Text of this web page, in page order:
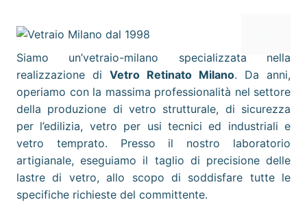
contenuto
Siamo un’vetraio-milano specializzata nella
realizzazione di Vetro Retinato Milano. Da anni,
operiamo con la massima professionalità nel settore
della produzione di vetro strutturale, di sicurezza
per l’edilizia, vetro per usi tecnici ed industriali e
vetro temprato. Presso il nostro laboratorio
artigianale, eseguiamo il taglio di precisione delle
lastre di vetro, allo scopo di soddisfare tutte le
specifiche richieste del committente.